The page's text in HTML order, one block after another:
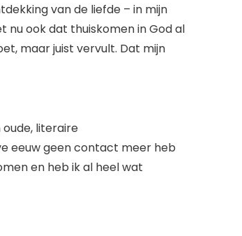
van de liefde – in mijn
nu ook dat thuiskomen in God al
maar juist vervult. Dat mijn
literaire
eeuw geen contact meer heb
en heb ik al heel wat